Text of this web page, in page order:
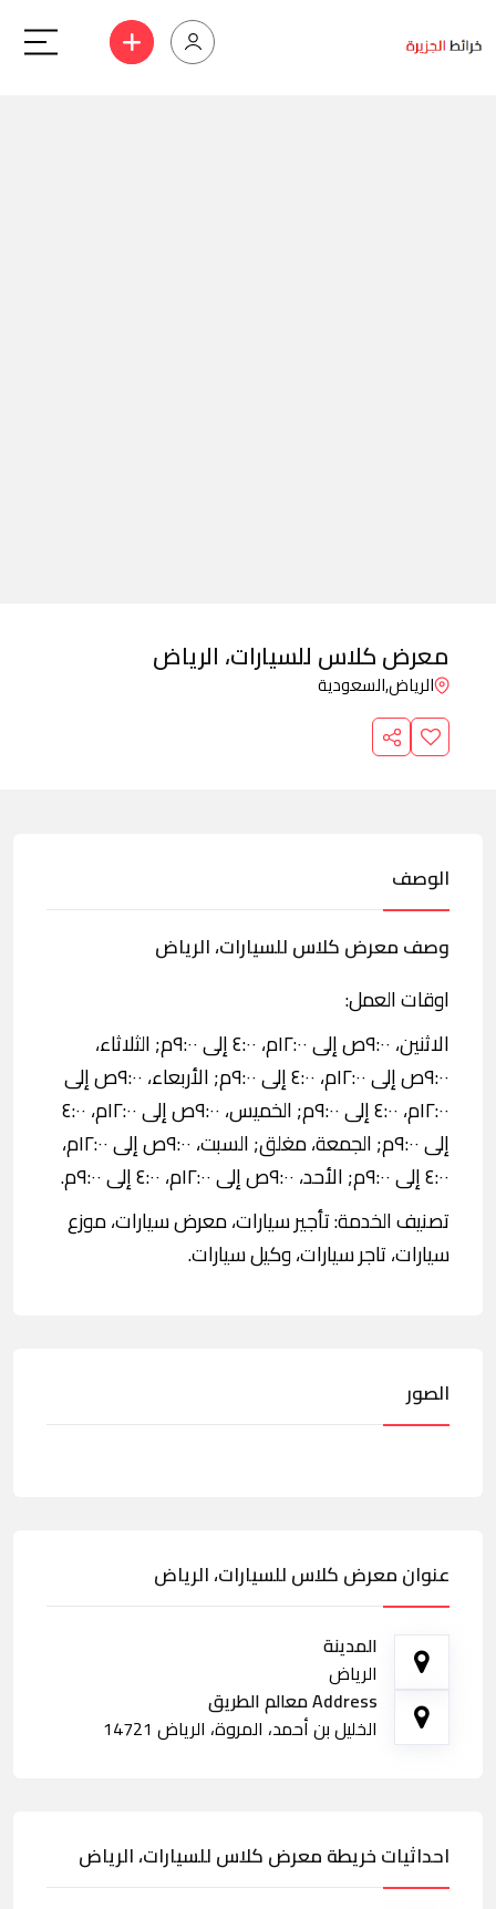
معرض كلاس للسيارات، الرياض
الرياض,السعودية
الوصف
وصف معرض كلاس للسيارات، الرياض
اوقات العمل:
الاثنين، ٩:٠٠ص إلى ١٢:٠٠م، ٤:٠٠ إلى ٩:٠٠م; الثلاثاء،
٩:٠٠ص إلى ١٢:٠٠م، ٤:٠٠ إلى ٩:٠٠م; الأربعاء، ٩:٠٠ص إلى
١٢:٠٠م، ٤:٠٠ إلى ٩:٠٠م; الخميس، ٩:٠٠ص إلى ١٢:٠٠م، ٤:٠٠
إلى ٩:٠٠م; الجمعة، مغلق; السبت، ٩:٠٠ص إلى ١٢:٠٠م،
٤:٠٠ إلى ٩:٠٠م; الأحد، ٩:٠٠ص إلى ١٢:٠٠م، ٤:٠٠ إلى ٩:٠٠م.
تصنيف الخدمة: تأجير سيارات، معرض سيارات، موزع
سيارات، تاجر سيارات، وكيل سيارات.
الصور
عنوان معرض كلاس للسيارات، الرياض
المدينة
الرياض
Address معالم الطريق
الخليل بن أحمد، المروة، الرياض 14721
احداثيات خريطة معرض كلاس للسيارات، الرياض